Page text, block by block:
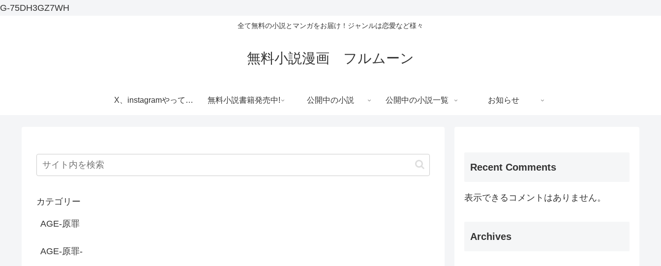
G-75DH3GZ7WH
全て無料の小説とマンガをお届け！ジャンルは恋愛など様々
無料小説漫画 フルムーン
X、instagramやってます 無料小説書籍発売中! 公開中の小説 公開中の小説一覧 お知らせ
カテゴリー
AGE-原罪
AGE-原罪-
Recent Comments
表示できるコメントはありません。
Archives